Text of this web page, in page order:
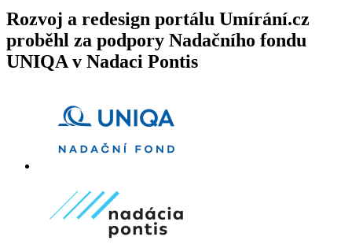
Rozvoj a redesign portálu Umírání.cz
proběhl za podpory Nadačního fondu
UNIQA v Nadaci Pontis